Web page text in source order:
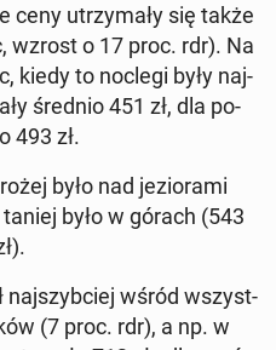
ceny utrzy­ma­ły się także
wzrost o 17 proc. rdr). Na
kiedy to noclegi były naj­
średnio 451 zł, dla po­
493 zł.
było nad je­zio­ra­mi
było w górach (543
naj­szyb­ciej wśród wszyst­
(7 proc. rdr), a np. w